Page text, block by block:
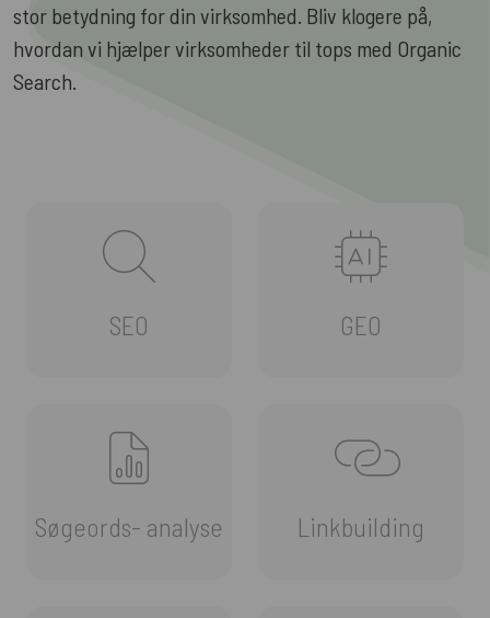
stor betydning for din virksomhed. Bliv klogere på,
hvordan vi hjælper virksomheder til tops med Organic
Search.
SEO GEO
Søgeords- analyse Linkbuilding